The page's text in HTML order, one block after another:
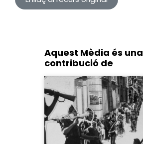
Aquest Mèdia és una
contribució de